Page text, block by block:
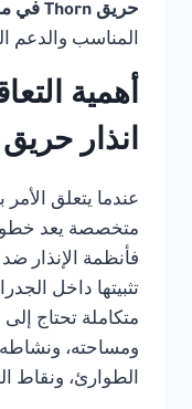
حريق Thorn في مصر
المناسب والدعم
أهمية
انذار حريق Thorn في مصر
عندما يتعلق
متخصصة يعد
فأنظمة الإنذار
تثبيتها داخل
متكاملة تحتاج
ومساحته،
الطوارئ، ونقاط